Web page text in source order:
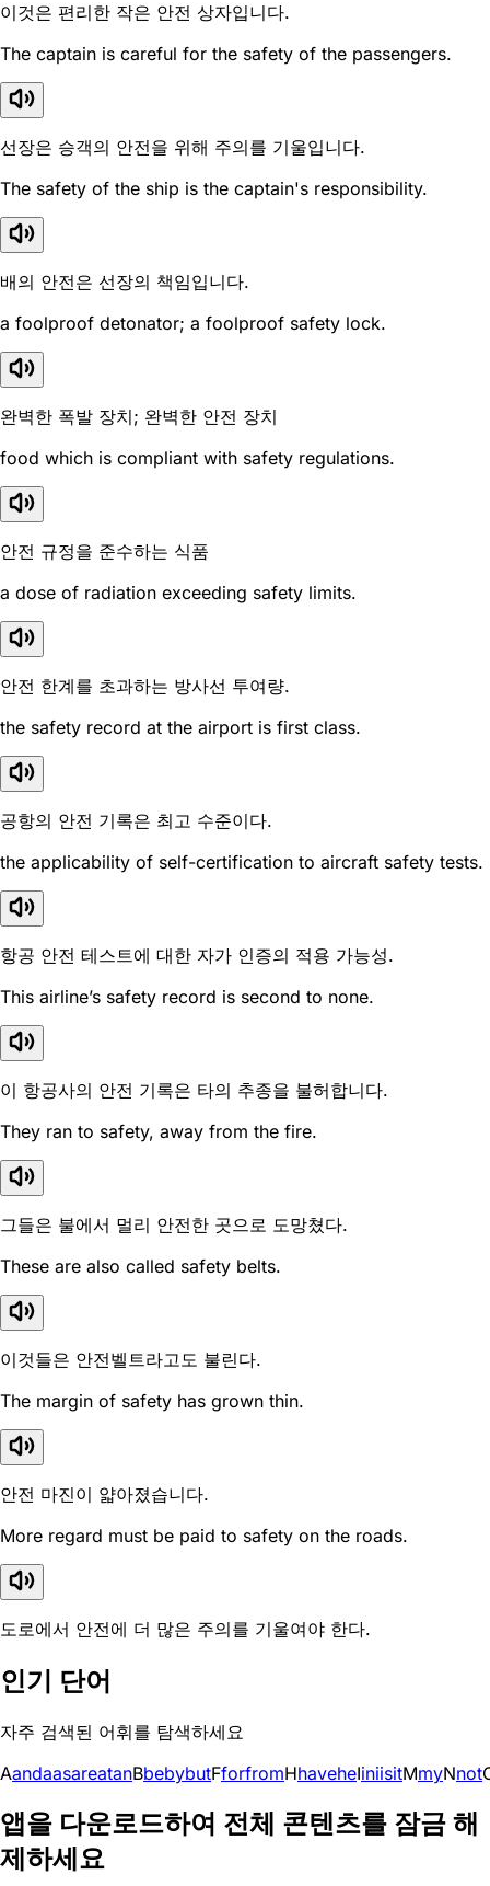
이것은 편리한 작은 안전 상자입니다.
The captain is careful for the safety of the passengers.
선장은 승객의 안전을 위해 주의를 기울입니다.
The safety of the ship is the captain's responsibility.
배의 안전은 선장의 책임입니다.
a foolproof detonator; a foolproof safety lock.
완벽한 폭발 장치; 완벽한 안전 장치
food which is compliant with safety regulations.
안전 규정을 준수하는 식품
a dose of radiation exceeding safety limits.
안전 한계를 초과하는 방사선 투여량.
the safety record at the airport is first class.
공항의 안전 기록은 최고 수준이다.
the applicability of self-certification to aircraft safety tests.
항공 안전 테스트에 대한 자가 인증의 적용 가능성.
This airline’s safety record is second to none.
이 항공사의 안전 기록은 타의 추종을 불허합니다.
They ran to safety, away from the fire.
그들은 불에서 멀리 안전한 곳으로 도망쳤다.
These are also called safety belts.
이것들은 안전벨트라고도 불린다.
The margin of safety has grown thin.
안전 마진이 얇아졌습니다.
More regard must be paid to safety on the roads.
도로에서 안전에 더 많은 주의를 기울여야 한다.
인기 단어
자주 검색된 어휘를 탐색하세요
AandaasareatanBbebybutFforfromHhaveheIiniisitMmyNnot
앱을 다운로드하여 전체 콘텐츠를 잠금 해
제하세요